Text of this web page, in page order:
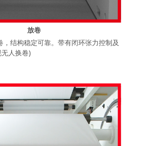
放卷
，结构稳定可靠。带有闭环张力控制及
人换卷)